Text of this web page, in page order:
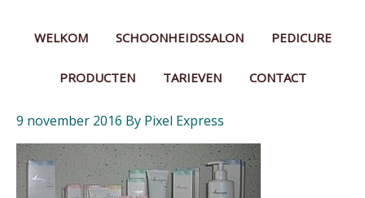
WELKOM SCHOONHEIDSSALON PEDICURE
PRODUCTEN TARIEVEN CONTACT
9 november 2016 By Pixel Express